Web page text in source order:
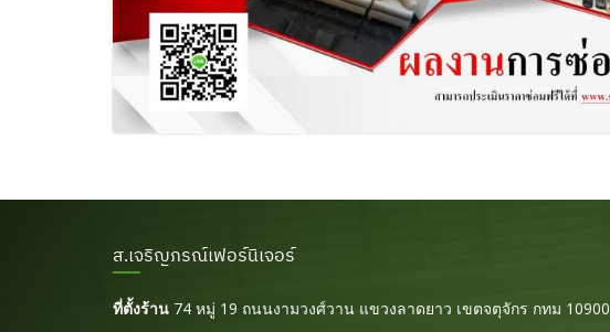
ส.เจริญภรณ์เฟอร์นิเจอร์
ที่ตั้งร้าน 74 หมู่ 19 ถนนงามวงศ์วาน แขวงลาดยาว เขตจตุจักร กทม 10900